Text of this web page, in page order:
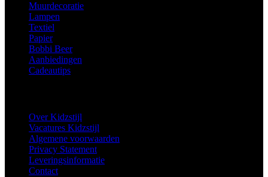
Muurdecoratie
Lampen
Textiel
Papier
Bobbi Beer
Aanbiedingen
Cadeautips
Over Kidzstijl
Vacatures Kidzstijl
Algemene voorwaarden
Privacy Statement
Leveringsinformatie
Contact